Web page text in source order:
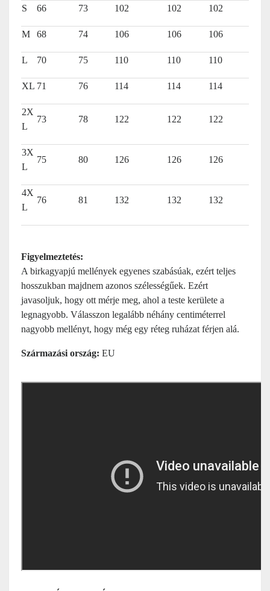
S 66 73 102 102 102
M 68 74 106 106 106
L 70 75 110 110 110
XL 71 76 114 114 114
2X
L
73 78 122 122 122
3X
L
75 80 126 126 126
4X
L
76 81 132 132 132
Figyelmeztetés:
A birkagyapjú mellények egyenes szabásúak, ezért teljes
hosszukban majdnem azonos szélességűek. Ezért
javasoljuk, hogy ott mérje meg, ahol a teste kerülete a
legnagyobb. Válasszon legalább néhány centiméterrel
nagyobb mellényt, hogy még egy réteg ruházat férjen alá.
Származási ország: EU